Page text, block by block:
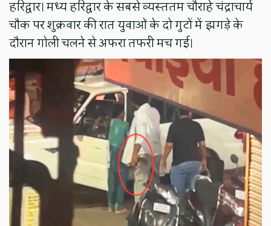
हरिद्वार। मध्य हरिद्वार के सबसे व्यस्ततम चौराहे चंद्राचार्य
चौक पर शुक्रवार की रात युवाओं के दो गुटों में झगड़े के
दौरान गोली चलने से अफरा तफरी मच गई।